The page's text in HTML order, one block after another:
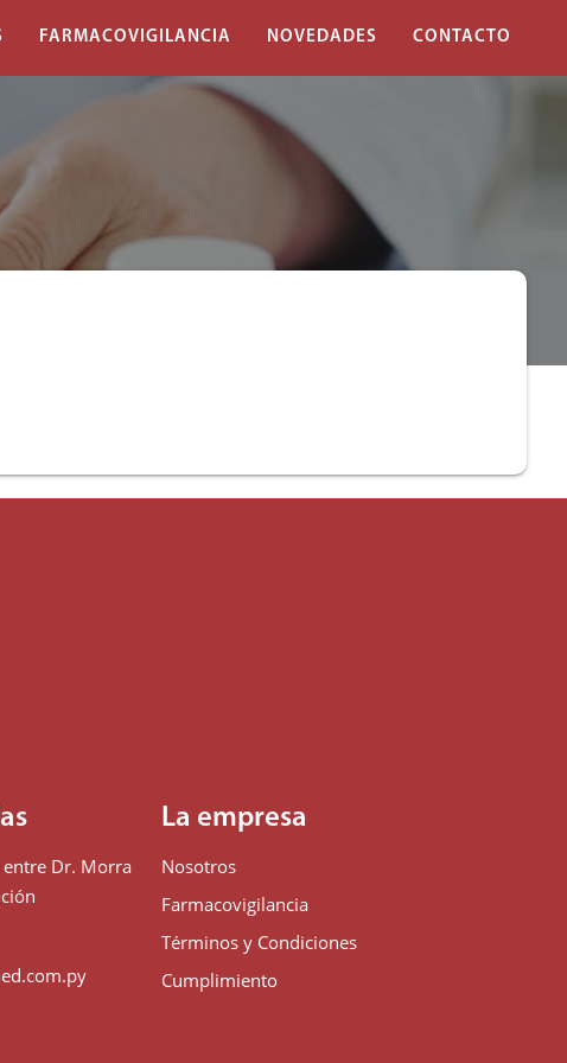
FARMACOVIGILANCIA NOVEDADES CONTACTO
entre Dr. Morra
La empresa
Nosotros
Farmacovigilancia
Términos y Condiciones
Cumplimiento